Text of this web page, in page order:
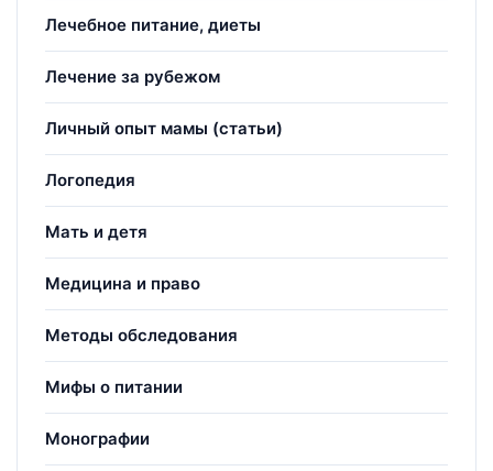
Лечебное питание, диеты
Лечение за рубежом
Личный опыт мамы (статьи)
Логопедия
Мать и детя
Медицина и право
Методы обследования
Мифы о питании
Монографии